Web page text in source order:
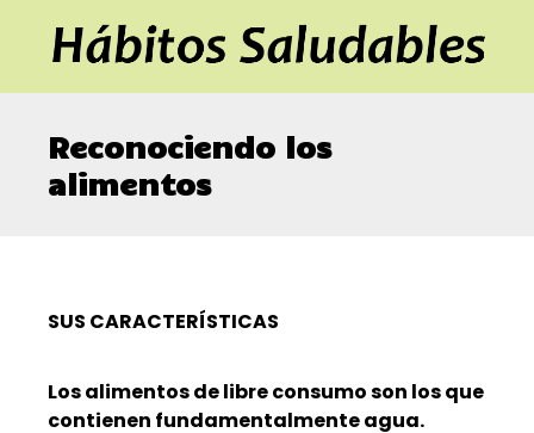
Reconociendo los
alimentos
SUS CARACTERÍSTICAS
Los alimentos de libre consumo son los que
contienen fundamentalmente agua.